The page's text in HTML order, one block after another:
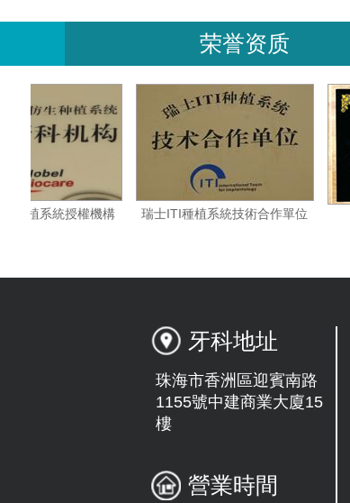
荣誉资质
典諾貝爾種植系統授權機構 瑞士ITI種植系統技術合作單位
牙科地址
珠海市香洲區迎賓南路
1155號中建商業大廈15
樓
營業時間